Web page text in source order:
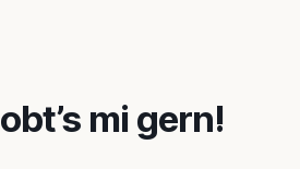
mi gern!